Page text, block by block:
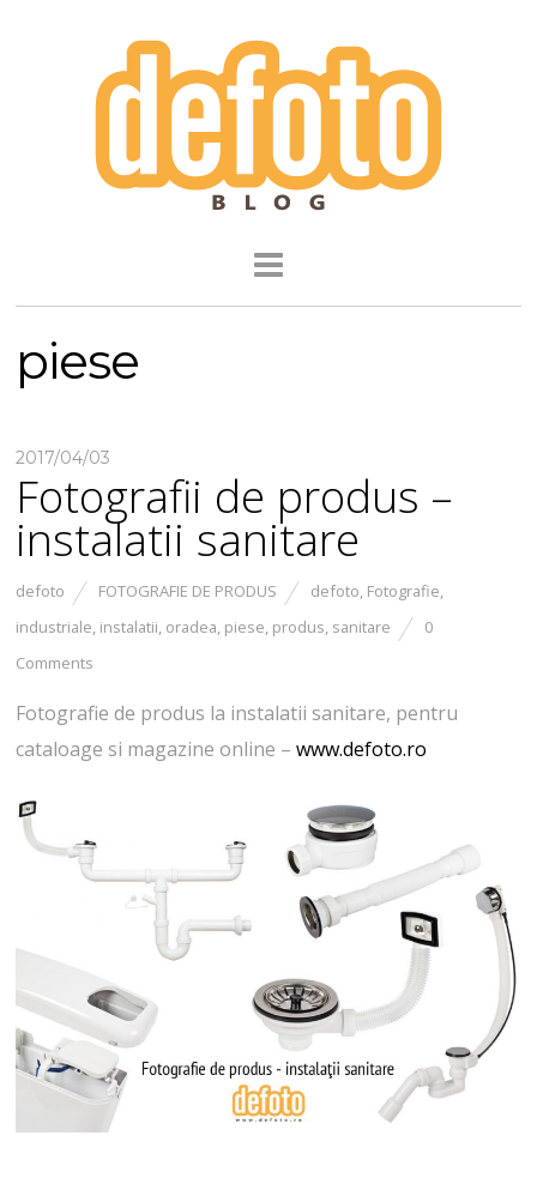
piese
2017/04/03
Fotografii de produs –
instalatii sanitare
defoto FOTOGRAFIE DE PRODUS defoto, Fotografie,
industriale, instalatii, oradea, piese, produs, sanitare
0
Comments
Fotografie de produs la instalatii sanitare, pentru
cataloage si magazine online –www.defoto.ro